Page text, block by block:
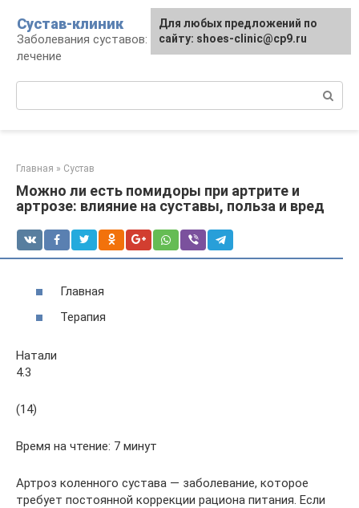
контенту
Сустав-клиник
Заболевания суставов: профилактика и
лечение
Главная » Сустав
Можно ли есть помидоры при артрите и
артрозе: влияние на суставы, польза и вред
Главная
Терапия
Натали
4.3
(14)
Время на чтение: 7 минут
Артроз коленного сустава — заболевание, которое
требует постоянной коррекции рациона питания. Если
Для любых предложений по
сайту: shoes-clinic@cp9.ru